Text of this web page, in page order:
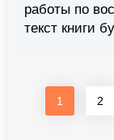
работы по
текст книги
1 2